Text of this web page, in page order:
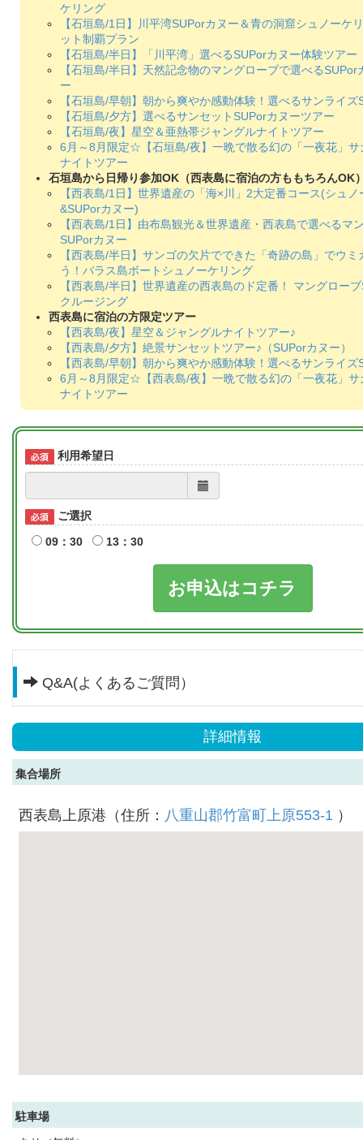
ケリング
【石垣島/1日】川平湾SUPorカヌー＆青の洞窟シュノーケ
ット制覇プラン
【石垣島/半日】「川平湾」選べるSUPorカヌー体験ツアー
【石垣島/半日】天然記念物のマングローブで選べるSUPor
ー
【石垣島/早朝】朝から爽やか感動体験！選べるサンライズ
【石垣島/夕方】選べるサンセットSUPorカヌーツアー
【石垣島/夜】星空＆亜熱帯ジャングルナイトツアー
6月～8月限定☆【石垣島/夜】一晩で散る幻の「一夜花」サ
ナイトツアー
石垣島から日帰り参加OK（西表島に宿泊の方ももちろんOK
【西表島/1日】世界遺産の「海×川」2大定番コース(シュ
&SUPorカヌー)
【西表島/1日】由布島観光＆世界遺産・西表島で選べるマ
SUPorカヌー
【西表島/半日】サンゴの欠片でできた「奇跡の島」でウミ
う！バラス島ボートシュノーケリング
【西表島/半日】世界遺産の西表島のド定番！ マングロー
クルージング
西表島に宿泊の方限定ツアー
【西表島/夜】星空＆ジャングルナイトツアー♪
【西表島/夕方】絶景サンセットツアー♪（SUPorカヌー）
【西表島/早朝】朝から爽やか感動体験！選べるサンライズ
6月～8月限定☆【西表島/夜】一晩で散る幻の「一夜花」サ
ナイトツアー
利用希望日
ご選択
09：30
13：30
お申込はコチラ
Q&A(よくあるご質問）
詳細情報
集合場所
西表島上原港（住所： 八重山郡竹富町上原553-1 ）
駐車場